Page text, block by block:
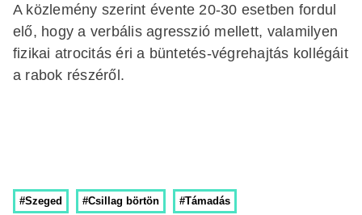
A közlemény szerint évente 20-30 esetben fordul
elő, hogy a verbális agresszió mellett, valamilyen
fizikai atrocitás éri a büntetés-végrehajtás kollégáit
a rabok részéről.
#Szeged #Csillag börtön #Támadás